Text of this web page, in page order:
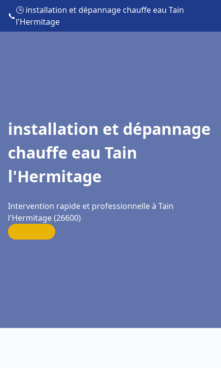
📞
🕒 installation et dépannage chauffe eau Tain
l'Hermitage
installation et dépannage
chauffe eau Tain
l'Hermitage
Intervention rapide et professionnelle à Tain
l'Hermitage (26600)